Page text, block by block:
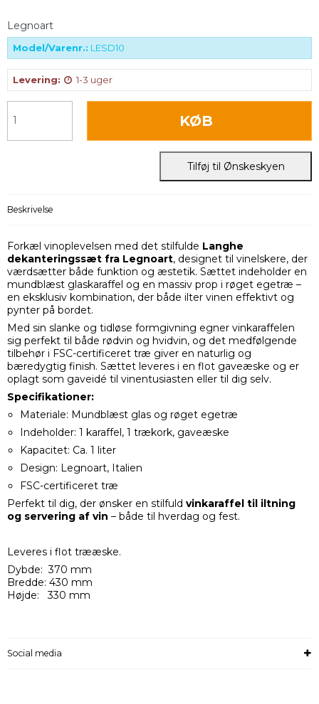
Legnoart
Model/Varenr.: LESD10
Levering: 1-3 uger
KØB
Tilføj til Ønskeskyen
Beskrivelse
Forkæl vinoplevelsen med det stilfulde Langhe
dekanteringssæt fra Legnoart, designet til vinelskere, der
værdsætter både funktion og æstetik. Sættet indeholder en
mundblæst glaskaraffel og en massiv prop i røget egetræ –
en eksklusiv kombination, der både ilter vinen effektivt og
pynter på bordet.
Med sin slanke og tidløse formgivning egner vinkaraffelen
sig perfekt til både rødvin og hvidvin, og det medfølgende
tilbehør i FSC-certificeret træ giver en naturlig og
bæredygtig finish. Sættet leveres i en flot gaveæske og er
oplagt som gaveidé til vinentusiasten eller til dig selv.
Specifikationer:
Materiale: Mundblæst glas og røget egetræ
Indeholder: 1 karaffel, 1 trækork, gaveæske
Kapacitet: Ca. 1 liter
Design: Legnoart, Italien
FSC-certificeret træ
Perfekt til dig, der ønsker en stilfuld vinkaraffel til iltning
og servering af vin – både til hverdag og fest.
Leveres i flot trææske.
Dybde: 370 mm
Bredde: 430 mm
Højde: 330 mm
Social media